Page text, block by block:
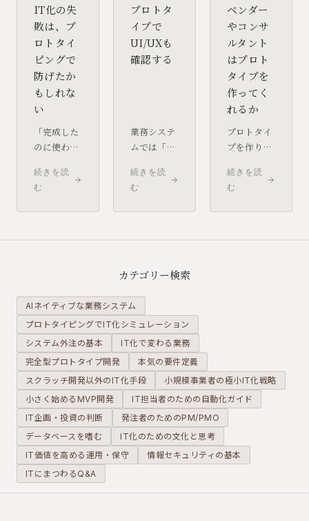
IT化の失
敗は、プ
ロトタイ
ピングで
防げたか
もしれな
い
「完成した
のに使われ
様が全然違
った」「機
乱」——よ
たパターン
がありま
す。多く
は、開発前
の確認で防
げたもので
す。
続きを読
む
プロトタ
イプで
UI/UXも
確認する
業務システ
ムでは「動
という意識
からUI/UX
す。しかし
ステムの使
いやすさ
は、業務効
率に直結し
ます。機能
だけのPoC
で終わらせ
ないための
考え方を整
理します。
続きを読
む
ベンダー
やコンサ
ルタント
はプロト
タイプを
作ってく
れるか
プロトタイ
プを作りた
とき、誰に
頼めばいい
開発会社）
続きを読
む
カテゴリー検索
AIネイティブな業務システム
プロトタイピングでIT化シミュレーション
システム外注の基本
IT化で変わる業務
完全型プロトタイプ開発
本気の要件定義
スクラッチ開発以外のIT化手段
小規模事業者の極小IT化戦略
小さく始めるMVP開発
IT担当者のための自動化ガイド
IT企画・投資の判断
発注者のためのPM/PMO
データベースを嗜む
IT化のための文化と思考
IT価値を高める運用・保守
情報セキュリティの基本
ITにまつわるQ&A